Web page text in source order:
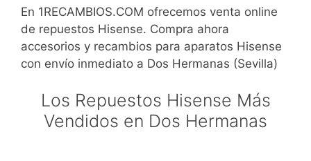
En 1RECAMBIOS.COM ofrecemos venta online
de repuestos Hisense. Compra ahora
accesorios y recambios para aparatos Hisense
con envío inmediato a Dos Hermanas (Sevilla)
Los Repuestos Hisense Más
Vendidos en Dos Hermanas